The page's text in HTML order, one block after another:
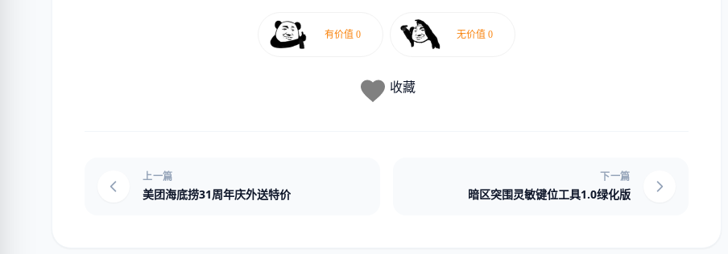
收藏
上一篇
美团海底捞31周年庆外送特价
下一篇
暗区突围灵敏键位工具1.0绿化版